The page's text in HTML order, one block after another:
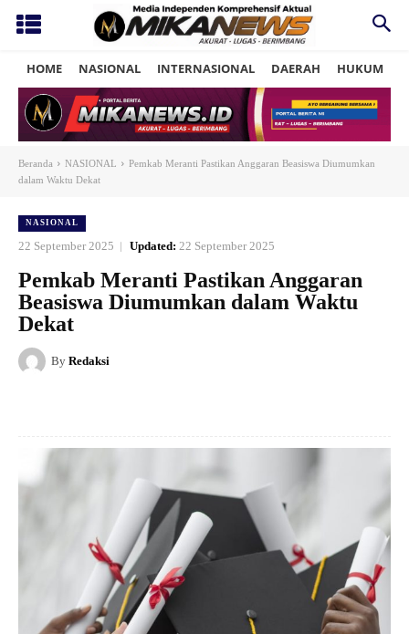
HOME NASIONAL INTERNASIONAL DAERAH HUKUM
Beranda NASIONAL
Pemkab Meranti Pastikan Anggaran Beasiswa Diumumkan
dalam Waktu Dekat
NASIONAL
22 September 2025 Updated: 22 September 2025
Pemkab Meranti Pastikan Anggaran
Beasiswa Diumumkan dalam Waktu
Dekat
By Redaksi